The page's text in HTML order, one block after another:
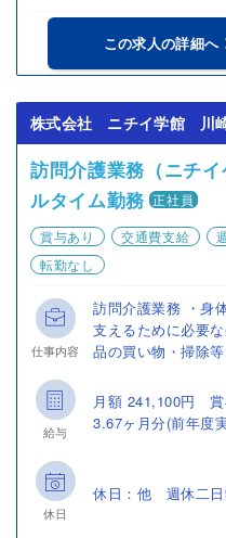
この求人の詳細へ
株式会社 ニチイ学館 川
訪問介護業務（ニチ
ルタイム勤務 正社員
賞与あり
交通費支給
転勤なし
仕事内容
訪問介護業務 ・身
支えるために必要
品の買い物・掃除
給与
月額 241,100円
3.67ヶ月分(前年度
休日
休日：他 週休二